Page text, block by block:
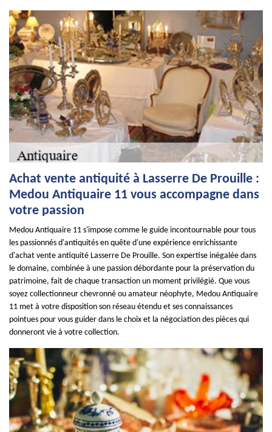
Achat vente antiquité à Lasserre De Prouille :
Medou Antiquaire 11 vous accompagne dans
votre passion
Medou Antiquaire 11 s'impose comme le guide incontournable pour tous
les passionnés d'antiquités en quête d'une expérience enrichissante
d'achat vente antiquité Lasserre De Prouille. Son expertise inégalée dans
le domaine, combinée à une passion débordante pour la préservation du
patrimoine, fait de chaque transaction un moment privilégié. Que vous
soyez collectionneur chevronné ou amateur néophyte, Medou Antiquaire
11 met à votre disposition son réseau étendu et ses connaissances
pointues pour vous guider dans le choix et la négociation des pièces qui
donneront vie à votre collection.